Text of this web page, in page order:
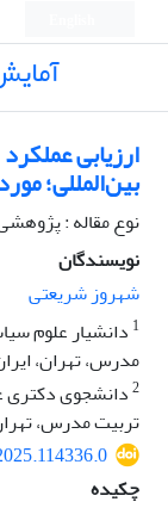
ارزیابی
بین‌المللی؛
نوع مقاله :
نویسندگان
شهروز شریعتی
1 دانشیار علوم
مدرس، تهران،
2دانشجوی دکتری
تربیت مدرس،
چکیده